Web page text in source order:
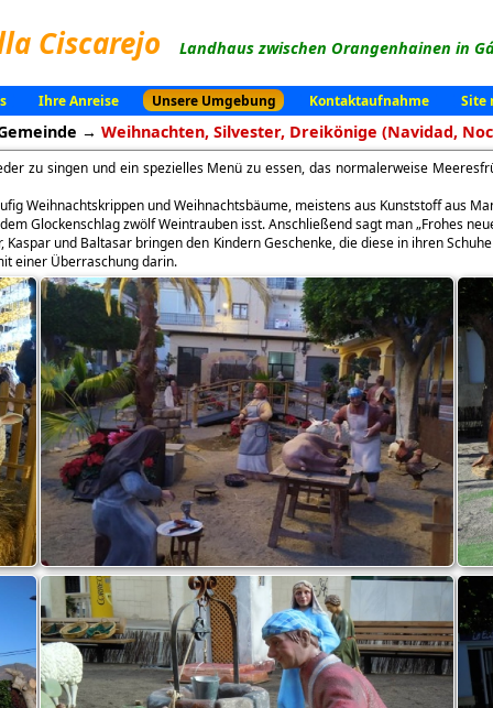
Ciscarejo Landhaus zwischen Orangenhainen in
Ihre Anreise Unsere Umgebung Kontaktaufnahme Site
→ Weihnachten, Silvester, Dreikönige (Navidad,
zu singen und ein spezielles Menü zu essen, das normalerweise
Weihnachtskrippen und Weihnachtsbäume, meistens aus Kunststoff aus
Glockenschlag zwölf Weintrauben isst. Anschließend sagt man „Frohes
und Baltasar bringen den Kindern Geschenke, die diese in ihren
einer Überraschung darin.